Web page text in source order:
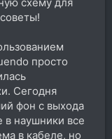
просто
Сегодня
фон с выхода
в наушники все
в кабеле, но